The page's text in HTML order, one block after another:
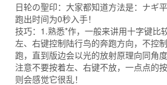
日轮の聖印：大家都知道方法是：ナギ
跑出时间为0秒入手！
技巧：1.熟悉*作，一般来讲用十字键比
左、右键控制陆行鸟的奔跑方向，不控
跑，直到版边会以光的放射原理向同角
注意不要按着左、右键不放，一点点的
则会感觉它很乱！